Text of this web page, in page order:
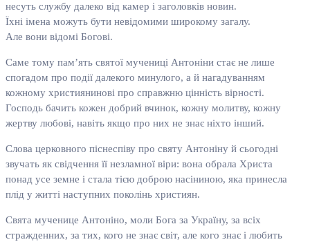
несуть службу далеко від камер і заголовків новин.
Їхні імена можуть бути невідомими широкому загалу.
Але вони відомі Богові.
Саме тому пам’ять святої мучениці Антоніни стає не лише
спогадом про події далекого минулого, а й нагадуванням
кожному християнинові про справжню цінність вірності.
Господь бачить кожен добрий вчинок, кожну молитву, кожну
жертву любові, навіть якщо про них не знає ніхто інший.
Слова церковного піснеспіву про святу Антоніну й сьогодні
звучать як свідчення її незламної віри: вона обрала Христа
понад усе земне і стала тією доброю насіниною, яка принесла
плід у житті наступних поколінь християн.
Свята мученице Антоніно, моли Бога за Україну, за всіх
стражденних, за тих, кого не знає світ, але кого знає і любить